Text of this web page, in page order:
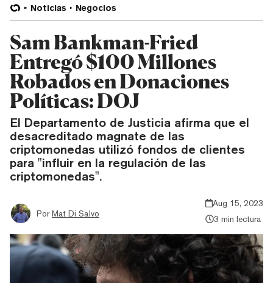
Noticias Negocios
Sam Bankman-Fried
Entregó $100 Millones
Robados en Donaciones
Políticas: DOJ
El Departamento de Justicia afirma que el
desacreditado magnate de las
criptomonedas utilizó fondos de clientes
para "influir en la regulación de las
criptomonedas".
Por Mat Di Salvo
Aug 15, 2023
3 min lectura